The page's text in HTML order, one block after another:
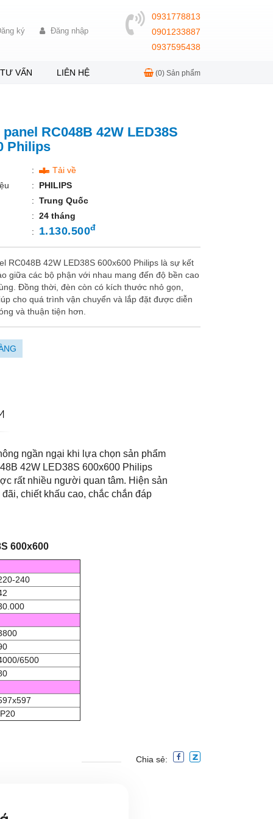
ký Đăng nhập
0931778813
0901233887
0937595438
TƯ VẤN LIÊN HỆ (0) Sản phẩm
RC048B 42W LED38S
Philips
:
Tải về
: PHILIPS
: Trung Quốc
: 24 tháng
: 1.130.500đ
RC048B 42W LED38S 600x600 Philips là sự kết
giữa các bộ phận với nhau mang đến độ bền cao
Đồng thời, đèn còn có kích thước nhỏ gọn,
cho quá trình vận chuyển và lắp đặt được diễn
và thuận tiện hơn.
ngần ngại khi lựa chọn sản phẩm
42W LED38S 600x600 Philips
rất nhiều người quan tâm. Hiện sản
chiết khấu cao, chắc chắn đáp
600x600
240
6500
Chia sẻ: